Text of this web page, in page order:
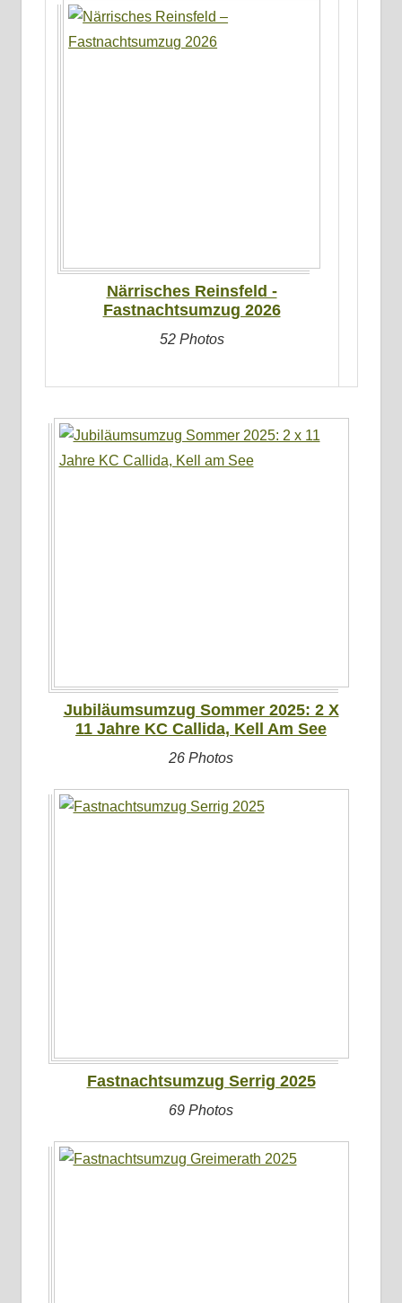
Närrisches Reinsfeld -
Fastnachtsumzug 2026
52 Photos
Kategorien
Jubiläumsumzug Sommer 2025: 2 X
11 Jahre KC Callida, Kell Am See
26 Photos
Fastnachtsumzug Serrig 2025
69 Photos